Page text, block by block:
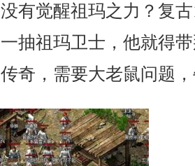
有觉醒祖玛之力？复
抽祖玛卫士，他就得
奇，需要大老鼠问题